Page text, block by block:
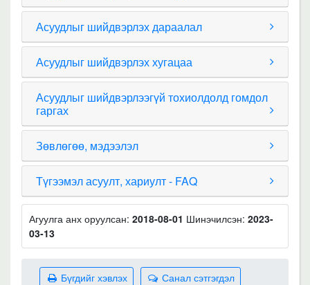
Асуудлыг шийдвэрлэх дараалал
Асуудлыг шийдвэрлэх хугацаа
Асуудлыг шийдвэрлээгүй тохиолдолд гомдол
гаргах
Зөвлөгөө, мэдээлэл
Түгээмэл асуулт, хариулт - FAQ
Агуулга анх оруулсан: 2018-08-01 Шинэчилсэн: 2023-
03-13
Санал сэтгэгдэл
Бүгдийг хэвлэх